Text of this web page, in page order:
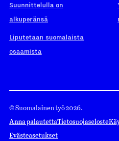
Suunnittelulla on
alkuperänsä
Liputetaan suomalaista
osaamista
© Suomalainen työ 2026.
Anna palautettaTietosuojaseloste
Evästeasetukset